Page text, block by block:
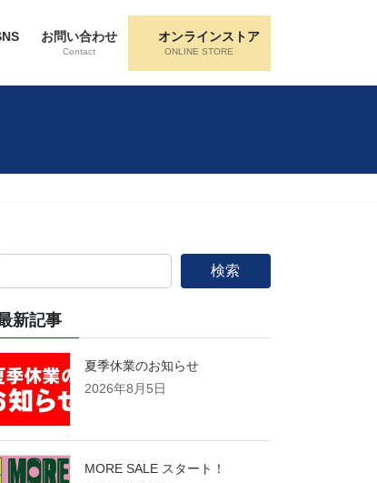
お問い合わせ
Contact
オンラインストア
ONLINE STORE
検索
新記事
夏季休業のお知らせ
2026年8月5日
MORE SALE スタート！